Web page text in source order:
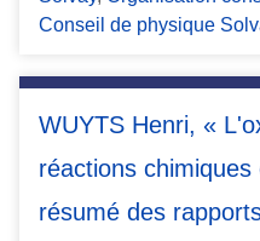
Conseil de physique
WUYTS Henri, «
réactions
résumé des